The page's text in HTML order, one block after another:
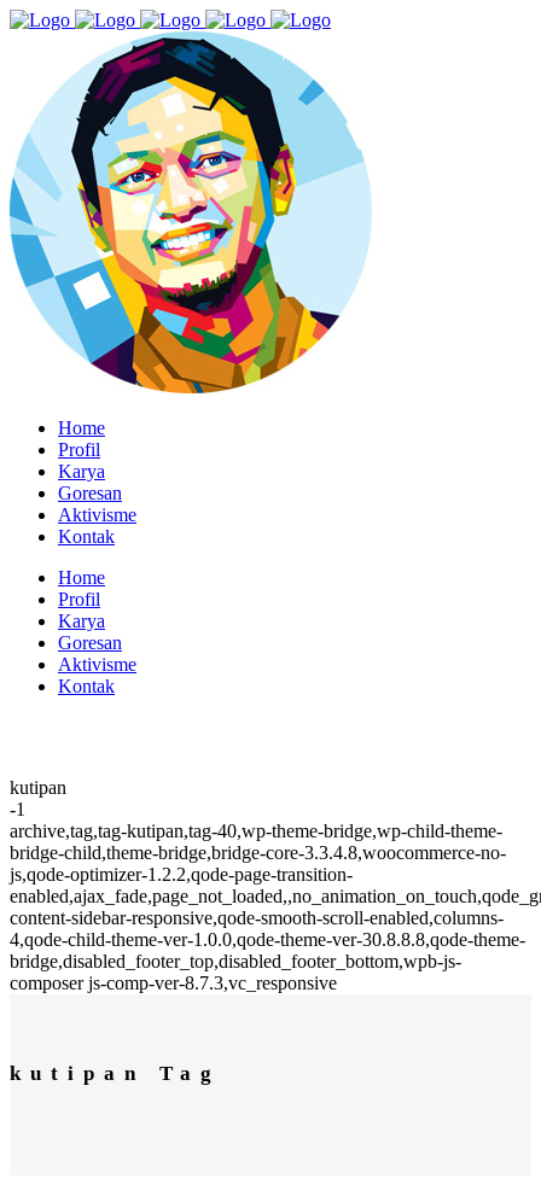
Home
Profil
Karya
Goresan
Aktivisme
Kontak
Home
Profil
Karya
Goresan
Aktivisme
Kontak
kutipan
-1
archive,tag,tag-kutipan,tag-40,wp-theme-bridge,wp-child-theme-
bridge-child,theme-bridge,bridge-core-3.3.4.8,woocommerce-no-
js,qode-optimizer-1.2.2,qode-page-transition-
content-sidebar-responsive,qode-smooth-scroll-enabled,columns-
4,qode-child-theme-ver-1.0.0,qode-theme-ver-30.8.8.8,qode-theme-
bridge,disabled_footer_top,disabled_footer_bottom,wpb-js-
composer js-comp-ver-8.7.3,vc_responsive
kutipan Tag